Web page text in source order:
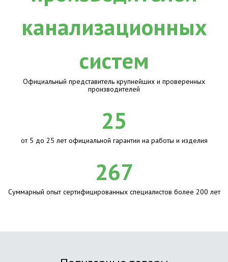
Официальный представитель крупнейших и проверенных
производителей
25
от 5 до 25 лет официальной гарантии на работы и изделия
267
Суммарный опыт сертифицированных специалистов более 200 лет